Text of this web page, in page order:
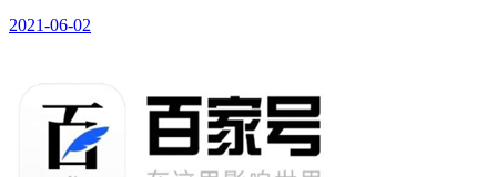
2021-06-02